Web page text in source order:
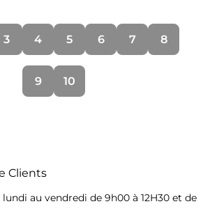
3 4 5 6 7 8
9 10
Clients
au vendredi de 9h00 à 12H30 et de